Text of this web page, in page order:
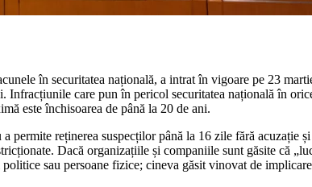
în securitatea națională, a intrat în vigoare pe 23
care pun în pericol securitatea națională în
este închisoarea de până la 20 de ani.
reținerea suspecților până la 16 zile fără acuzație
Dacă organizațiile și companiile sunt găsite că
sau persoane fizice; cineva găsit vinovat de